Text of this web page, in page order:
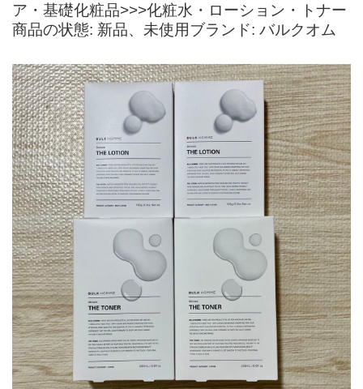
ア・基礎化粧品>>>化粧水・ローション・トナー
商品の状態: 新品、未使用ブランド: バルクオム